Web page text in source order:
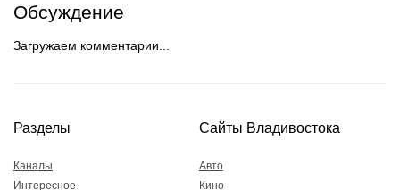
Обсуждение
Загружаем комментарии...
Разделы
Каналы
Интересное
Сайты Владивостока
Авто
Кино